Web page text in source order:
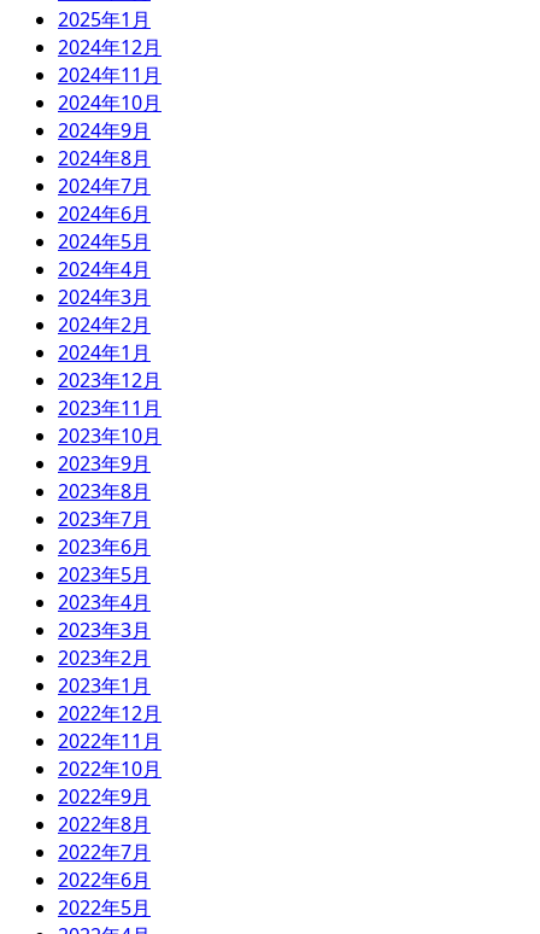
2025年1月
2024年12月
2024年11月
2024年10月
2024年9月
2024年8月
2024年7月
2024年6月
2024年5月
2024年4月
2024年3月
2024年2月
2024年1月
2023年12月
2023年11月
2023年10月
2023年9月
2023年8月
2023年7月
2023年6月
2023年5月
2023年4月
2023年3月
2023年2月
2023年1月
2022年12月
2022年11月
2022年10月
2022年9月
2022年8月
2022年7月
2022年6月
2022年5月